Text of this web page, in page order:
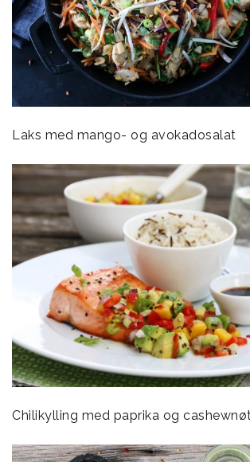
Laks med mango- og avokadosalat
Chilikylling med paprika og